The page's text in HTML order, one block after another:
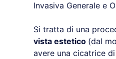
Invasiva Generale e
Si tratta di una
vista estetico (dal
avere una cicatrice